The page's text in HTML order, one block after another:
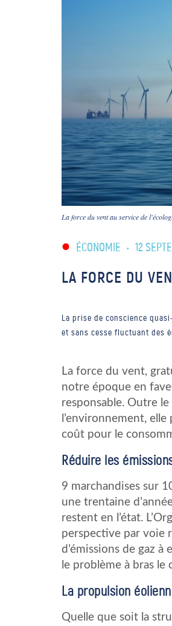
La force du vent au service de
ÉCONOMIE • 12
LA FORCE DU
La prise de conscience
et sans cesse fluctuant des
La force du vent,
notre époque en
responsable. Outre
l’environnement,
coût pour le
Réduire les
9 marchandises sur
une trentaine
restent en l’état.
perspective par voie
d’émissions de gaz
le problème à bras
La propulsion
Quelle que soit la